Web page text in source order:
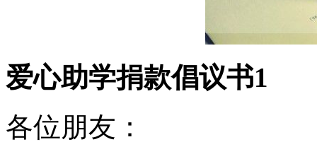
爱心助学捐款倡议书1
各位朋友：